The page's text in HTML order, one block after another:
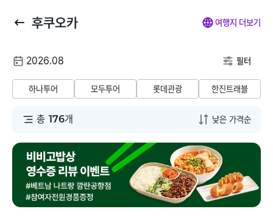
뒤
기
후쿠오카 여행지 더보기
여
짜
2026.08 필터
하나투어 모두투어 롯데관광 한진트래블
총 176개
나
전
뉴
기
해외패키지 해외항공+호텔 해외호텔 해외항공
동남아/대만/서남
말레이시아
베트남
인도네시아
괌/사이판/호주/뉴
질랜드